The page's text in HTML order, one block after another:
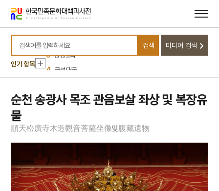
바로가기
바로가기
검색어를 입력하세요
검색 미디어 검색
인기 항목
1 사천왕
2 원두표
3 강강술래
5 강릉사범학교
6 보은 법주사 팔상전
7
의금부
8
1 사천왕
2 원두표
순천 송광사 목조 관음보살 좌상 및 복장유
물
順天松廣寺木造觀音菩薩坐像및腹藏遺物